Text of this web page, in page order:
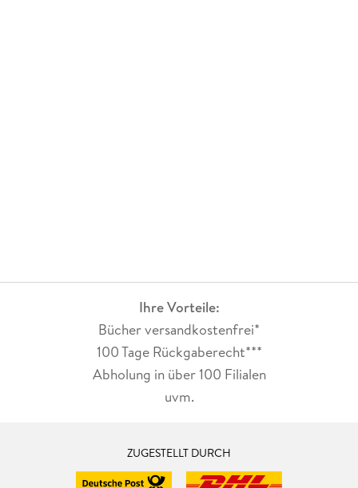
Ihre Vorteile:
Bücher versandkostenfrei*
100 Tage Rückgaberecht***
Abholung in über 100 Filialen
uvm.
ZUGESTELLT DURCH